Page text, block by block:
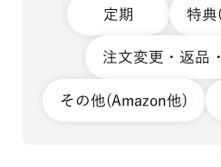
定期 特
注文変更・返品
その他(Amazon他)